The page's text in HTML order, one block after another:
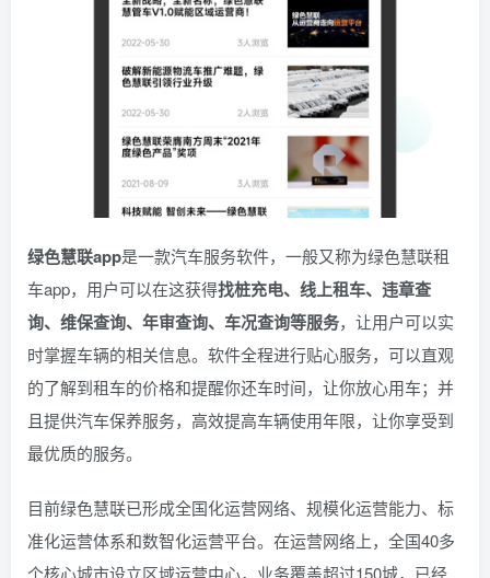
绿色慧联app是一款汽车服务软件，一般又称为绿色慧联租
车app，用户可以在这获得找桩充电、线上租车、违章查
询、维保查询、年审查询、车况查询等服务，让用户可以实
时掌握车辆的相关信息。软件全程进行贴心服务，可以直观
的了解到租车的价格和提醒你还车时间，让你放心用车；并
且提供汽车保养服务，高效提高车辆使用年限，让你享受到
最优质的服务。
目前绿色慧联已形成全国化运营网络、规模化运营能力、标
准化运营体系和数智化运营平台。在运营网络上，全国40多